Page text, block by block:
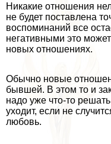
Никакие отношения
не будет поставлена
воспоминаний все
негативными это
новых отношениях.
Обычно новые
бывшей. В этом то и
надо уже что-то
уходит, если не
любовь.